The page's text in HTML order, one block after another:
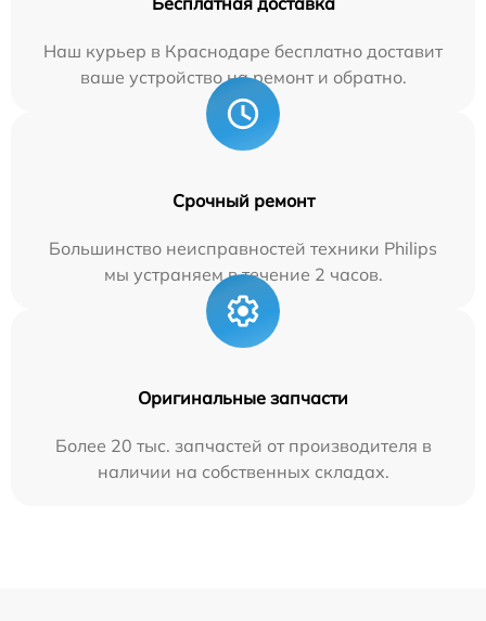
Наш курьер в Краснодаре бесплатно доставит
ваше устройство на ремонт и обратно.
Срочный ремонт
Большинство неисправностей техники Philips
мы устраняем в течение 2 часов.
Оригинальные запчасти
Более 20 тыс. запчастей от производителя в
наличии на собственных складах.